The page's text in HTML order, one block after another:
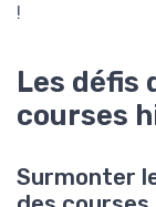
!
Les défis
courses
Surmonter